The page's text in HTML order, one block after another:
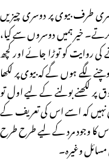
طرف بیوی پر دوسری چیزیں
خیر ہمیں دوسروں سے کیا،
کی روایت کو توڑا جائے اور کچھ
ہوں گے کہ بیوی پر لکھا
پر لکھنے بولنے کے لیے اول تو
نہیں کہ اسے اس کی تعریف کے
اس کا وجود مرد کے لیے طرح طرح
وغیرہ۔